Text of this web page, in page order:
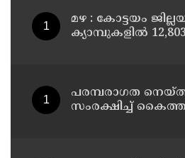
മഴ : കോട്ടയം
ക്യാമ്പുകളിൽ
പരമ്പരാഗത
സംരക്ഷിച്ച്